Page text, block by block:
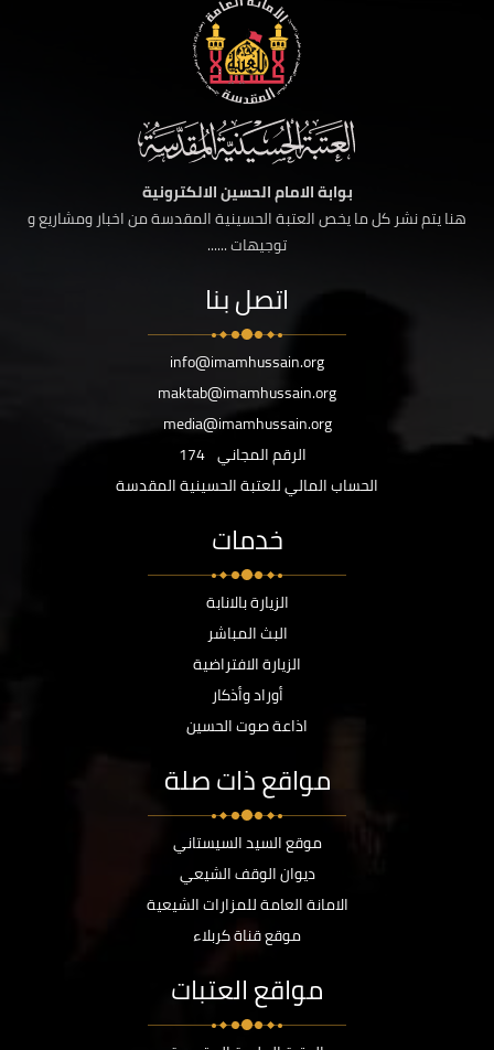
بوابة الامام الحسين الالكترونية
هنا يتم نشر كل ما يخص العتبة الحسينية المقدسة من اخبار ومشاريع و
توجيهات ......
اتصل بنا
info@imamhussain.org
maktab@imamhussain.org
media@imamhussain.org
الرقم المجاني 174
الحساب المالي للعتبة الحسينية المقدسة
خدمات
الزيارة بالانابة
البث المباشر
الزيارة الافتراضية
أوراد وأذكار
اذاعة صوت الحسين
مواقع ذات صلة
موقع السيد السيستاني
ديوان الوقف الشيعي
الامانة العامة للمزارات الشيعية
موقع قناة كربلاء
مواقع العتبات